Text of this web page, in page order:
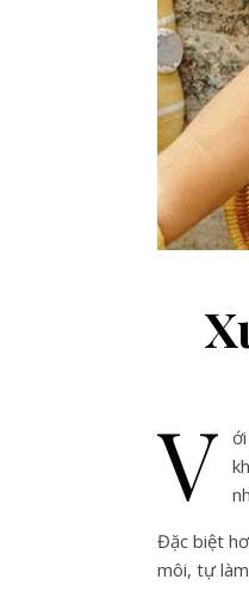
V
Đặc biệt
môi, tự